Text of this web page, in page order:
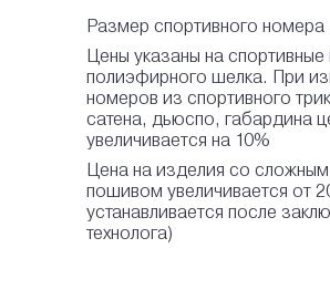
Размер спортивного номера
Цены указаны на
полиэфирного шелка. При
номеров из спортивного
сатена, дьюспо, габардина
увеличивается на 10%
Цена на изделия со
пошивом увеличивается от
устанавливается после
технолога)